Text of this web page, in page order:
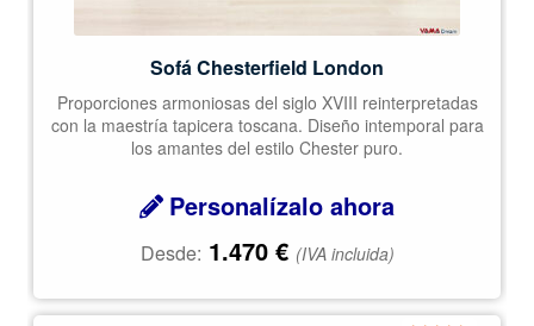
Sofá Chesterfield London
Proporciones armoniosas del siglo XVIII reinterpretadas
con la maestría tapicera toscana. Diseño intemporal para
los amantes del estilo Chester puro.
Personalízalo ahora
Desde: 1.470 € (IVA incluida)